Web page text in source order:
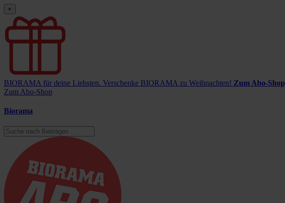
×
BIORAMA für deine Liebsten. Verschenke BIORAMA zu Weihnachten! Zum Abo-Shop
Zum Abo-Shop
Biorama